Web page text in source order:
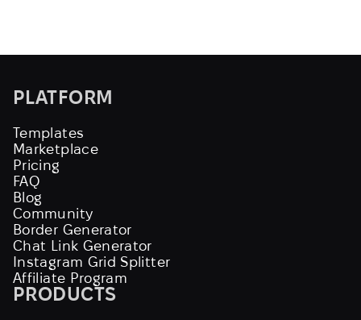
PLATFORM
Templates
Marketplace
Pricing
FAQ
Blog
Community
Border Generator
Chat Link Generator
Instagram Grid Splitter
Affiliate Program
PRODUCTS